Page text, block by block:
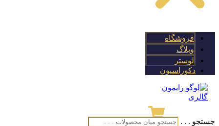
فروشگاه
وبلاگ
لوستر
دکوراسیون
. . .